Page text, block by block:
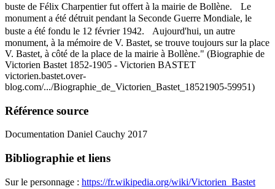
buste de Félix Charpentier fut offert à la mairie de Bollène. Le
monument a été détruit pendant la Seconde Guerre Mondiale, le
buste a été fondu le 12 février 1942. Aujourd'hui, un autre
monument, à la mémoire de V. Bastet, se trouve toujours sur la place
V. Bastet, à côté de la place de la mairie à Bollène." (Biographie de
Victorien Bastet 1852-1905 - Victorien BASTET
victorien.bastet.over-
blog.com/.../Biographie_de_Victorien_Bastet_18521905-59951)
Référence source
Documentation Daniel Cauchy 2017
Bibliographie et liens
Sur le personnage : https://fr.wikipedia.org/wiki/Victorien_Bastet